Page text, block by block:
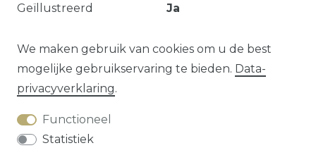
Geïllustreerd
Ja
Oudstrijder
Vraag over dit artikel?
We maken gebruik van cookies om u de best
mogelijke gebruikservaring te bieden. Data­
privacy­verklaring.
Functioneel
Statistiek